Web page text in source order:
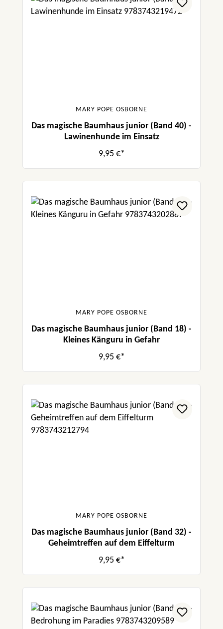
MARY POPE OSBORNE
Das magische Baumhaus junior (Band 40) -
Lawinenhunde im Einsatz
9,95 €*
MARY POPE OSBORNE
Das magische Baumhaus junior (Band 18) -
Kleines Känguru in Gefahr
9,95 €*
MARY POPE OSBORNE
Das magische Baumhaus junior (Band 32) -
Geheimtreffen auf dem Eiffelturm
9,95 €*